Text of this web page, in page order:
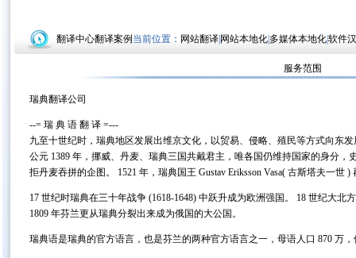
翻译中心翻译案例 当前位置： 网站翻译 网站本地化 多媒体本地化软件
服务范围
瑞典翻译公司
--= 瑞 典 语 翻 译 =---
九至十世纪时，瑞典地区发展出维京文化，以贸易、侵略、殖民等方式向东
公元 1389 年，挪威、丹麦、瑞典三国共戴君主，唯各国仍维持国家的身分，
拒丹麦吞拼的企图。 1521 年，瑞典国王 Gustav Eriksson Vasa( 古斯塔夫一世
17 世纪时瑞典在三十年战争 (1618-1648) 中跃升成为欧洲强国。 18 世纪大北
1809 年芬兰更从瑞典分裂出来成为俄国的大公国。
瑞典语是瑞典的官方语言，也是芬兰的两种官方语言之一，母语人口 870 万